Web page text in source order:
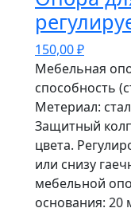
150,00₽
Мебельная
способность
Метериал:
Защитный
цвета.
или снизу
мебельной
основания: 20